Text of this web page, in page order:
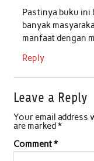
k
p
Pastinya buku ini
banyak
manfaat dengan
Reply
Leave a Reply
Your email address
are marked *
Comment*